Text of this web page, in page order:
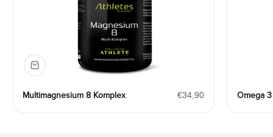
Multimagnesium 8 Komplex Angebot
€34,90 Omega